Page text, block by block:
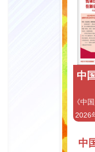
中
《中
2026
中